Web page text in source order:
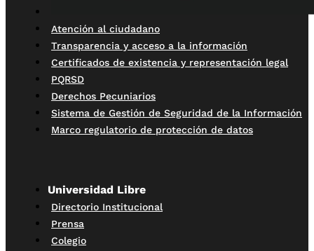
Atención al ciudadano
Transparencia y acceso a la información
Certificados de existencia y representación legal
PQRSD
Derechos Pecuniarios
Sistema de Gestión de Seguridad de la Información
Marco regulatorio de protección de datos
Universidad Libre
Directorio Institucional
Prensa
Colegio